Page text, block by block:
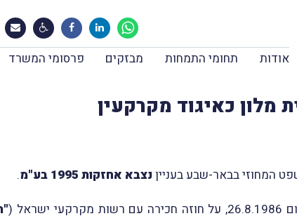
אודות תחומי התמחות מבזקים פרסומי המשרד
מלון כאיגוד מקרקעין
נצבא אחזקות 1995 בע"מ
.
(